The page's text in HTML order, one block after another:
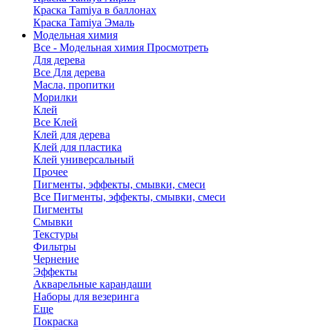
Краска Tamiya в баллонах
Краска Tamiya Эмаль
Модельная химия
Все - Модельная химия Просмотреть
Для дерева
Все Для дерева
Масла, пропитки
Морилки
Клей
Все Клей
Клей для дерева
Клей для пластика
Клей универсальный
Прочее
Пигменты, эффекты, смывки, смеси
Все Пигменты, эффекты, смывки, смеси
Пигменты
Смывки
Текстуры
Фильтры
Чернение
Эффекты
Акварельные карандаши
Наборы для везеринга
Еще
Покраска